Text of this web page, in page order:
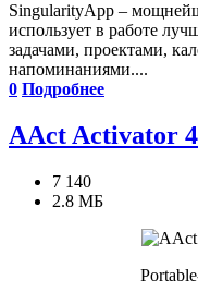
SingularityApp –
использует в работе
задачами, проектами,
напоминаниями....
0 Подробнее
AAct Activator
7 140
2.8 МБ